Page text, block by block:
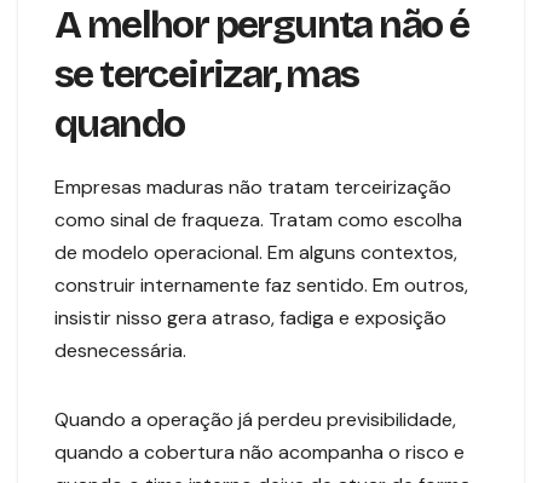
A melhor pergunta não é
se terceirizar, mas
quando
Empresas maduras não tratam terceirização
como sinal de fraqueza. Tratam como escolha
de modelo operacional. Em alguns contextos,
construir internamente faz sentido. Em outros,
insistir nisso gera atraso, fadiga e exposição
desnecessária.
Quando a operação já perdeu previsibilidade,
quando a cobertura não acompanha o risco e